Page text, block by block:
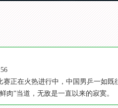
赛正在火热进行中，中国男乒一如
肉”当道，无敌是一直以来的寂寞。